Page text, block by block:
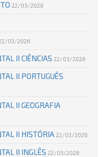
22/03/2026
03/2026
II CIÊNCIAS 22/03/2026
II PORTUGUÊS
II GEOGRAFIA
II HISTÓRIA 22/03/2026
II INGLÊS 22/03/2026